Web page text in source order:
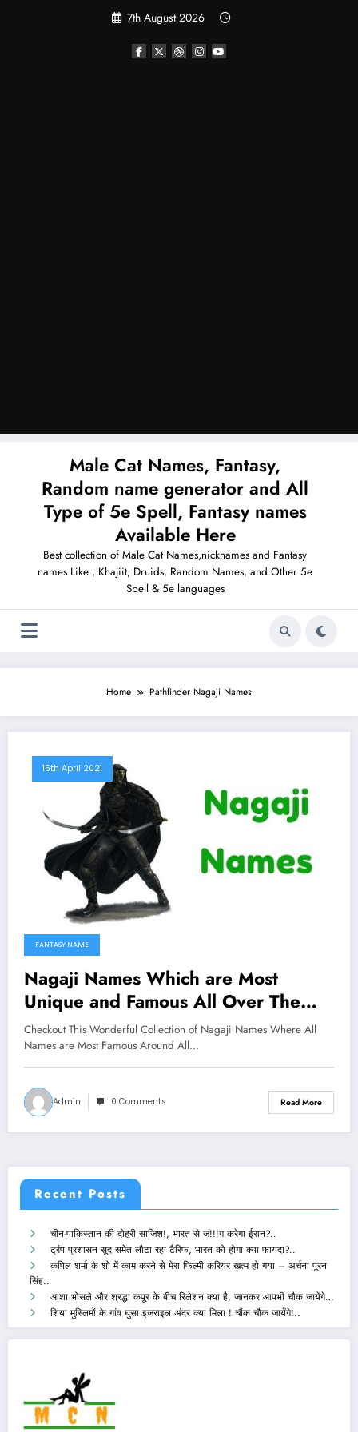
7th August 2026
Male Cat Names, Fantasy,
Random name generator and All
Type of 5e Spell, Fantasy names
Available Here
Best collection of Male Cat Names,nicknames and Fantasy
names Like , Khajiit, Druids, Random Names, and Other 5e
Spell & 5e languages
Home Pathfinder Nagaji Names
15th April 2021
FANTASY NAME
Nagaji Names Which are Most
Unique and Famous All Over The
Worlds
Checkout This Wonderful Collection of Nagaji Names Where All
Names are Most Famous Around All…
Admin 0 Comments Read More
Recent Posts
चीन-पाकिस्तान की दोहरी साजिश!, भारत से जं!!!ग करेगा ईरान?..
ट्रंप प्रशासन सूद समेत लौटा रहा टैरिफ, भारत को होगा क्या फायदा?..
कपिल शर्मा के शो में काम करने से मेरा फिल्मी करियर ख़त्म हो गया – अर्चना पूरन
सिंह..
आशा भोसले और श्रद्धा कपूर के बीच रिलेशन क्या है, जानकर आपभी चौक जायेंगे…
शिया मुस्लिमों के गांव घुसा इजराइल अंदर क्या मिला ! चौंक चौक जायेंगे!..